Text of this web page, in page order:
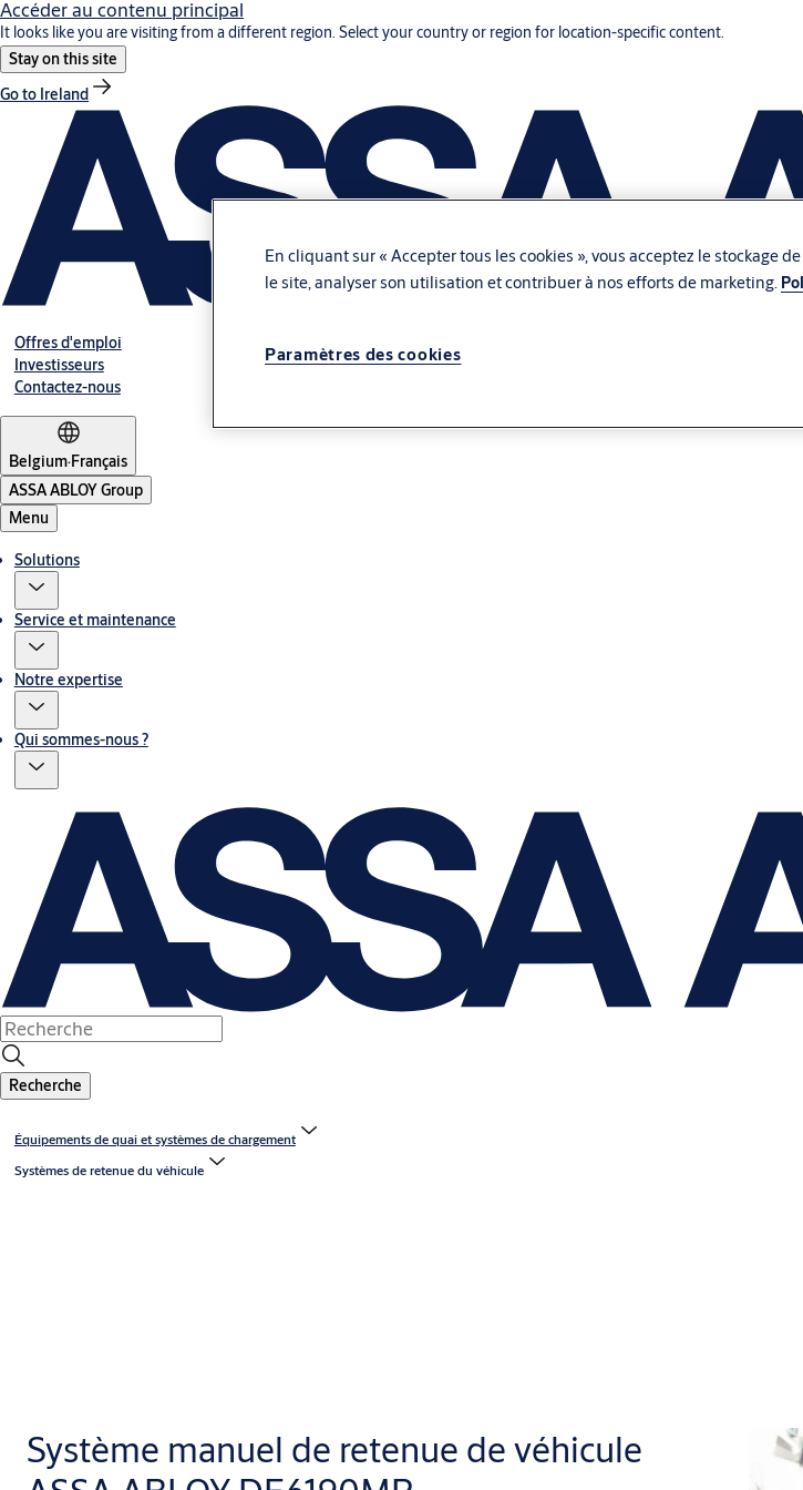
Accéder au contenu principal
It looks like you are visiting from a different region. Select your country or region for location-specific content.
Stay on this site
Go to Ireland
Offres d'emploi
Investisseurs
Contactez-nous
Belgium·Français
ASSA ABLOY Group
Menu
Solutions
Service et maintenance
Notre expertise
Qui sommes-nous ?
Recherche
Équipements de quai et systèmes de chargement
Systèmes de retenue du véhicule
Système manuel de retenue de véhicule
En cliquant sur « Accepter tous les cookies », vous acceptez le stockage
le site, analyser son utilisation et contribuer à nos efforts de marketing.
Paramètres des cookies